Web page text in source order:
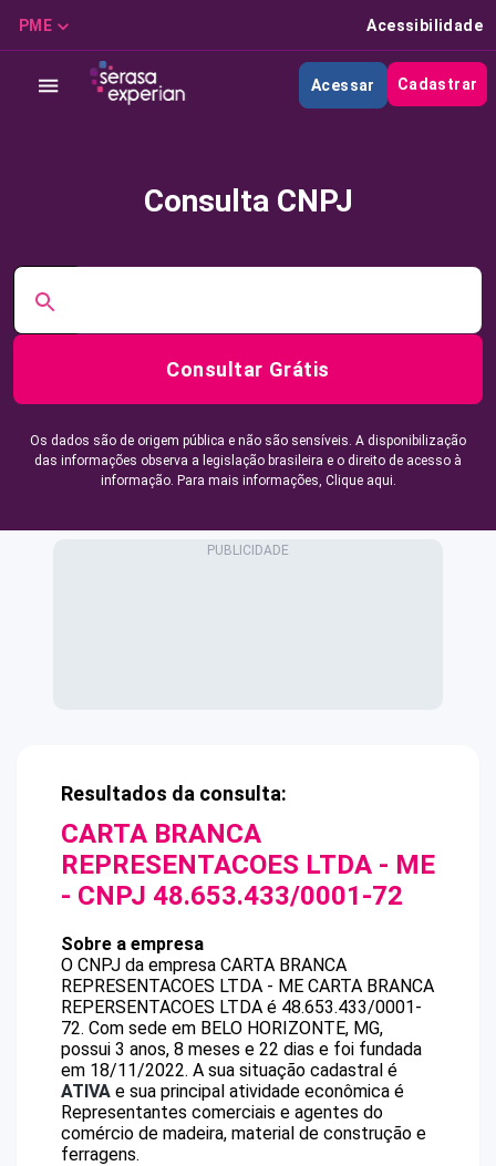
PME Acessibilidade
Acessar Cadastrar
Consulta CNPJ
Consultar Grátis
Os dados são de origem pública e não são sensíveis. A disponibilização
das informações observa a legislação brasileira e o direito de acesso à
informação. Para mais informações, Clique aqui.
Resultados da consulta:
CARTA BRANCA
REPRESENTACOES LTDA - ME
- CNPJ 48.653.433/0001-72
Sobre a empresa
O CNPJ da empresa CARTA BRANCA
REPRESENTACOES LTDA - ME CARTA BRANCA
REPERSENTACOES LTDA é 48.653.433/0001-
72. Com sede em BELO HORIZONTE, MG,
possui 3 anos, 8 meses e 22 dias e foi fundada
em 18/11/2022. A sua situação cadastral é
ATIVA e sua principal atividade econômica é
Representantes comerciais e agentes do
comércio de madeira, material de construção e
ferragens.